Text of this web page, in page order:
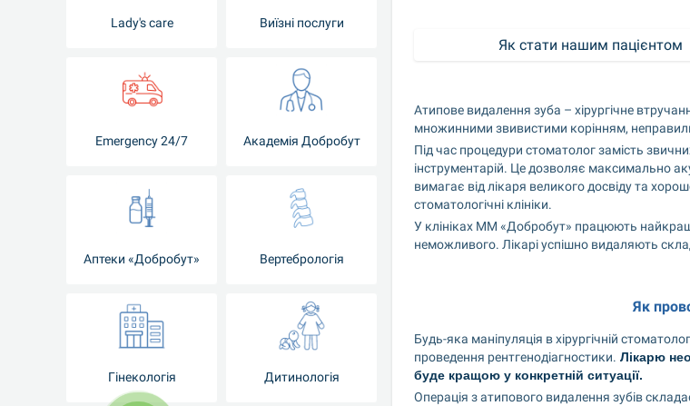
Lady's care Виїзні послуги
Emergency 24/7 Академія Добробут
Аптеки «Добробут» Вертебрологія
Гінекологія Дитинологія
Як стати нашим пацієнтом
Атипове видалення зуба – хірургічне
множинними звивистими корінням,
Під час процедури стоматолог замість
інструментарій. Це дозволяє максимально
вимагає від лікаря великого досвіду та
стоматологічні клініки.
У клініках ММ «Добробут» працюють найкращі
неможливого. Лікарі успішно видаляють
Як
Будь-яка маніпуляція в хірургічній
проведення рентгенодіагностики. Лікарю
буде кращою у конкретній ситуації.
Операція з атипового видалення зубів